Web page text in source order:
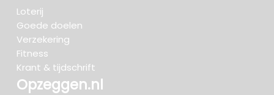
Loterij
Goede doelen
Verzekering
Fitness
Krant & tijdschrift
Opzeggen.nl